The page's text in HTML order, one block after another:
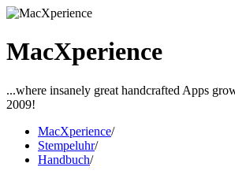
MacXperience
...where insanely great handcrafted Apps
2009!
MacXperience/
Stempeluhr/
Handbuch/